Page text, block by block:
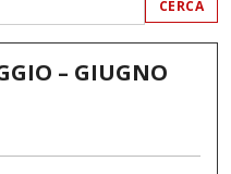
– GIUGNO